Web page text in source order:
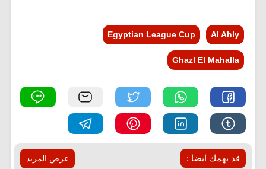
Al Ahly
Egyptian League Cup
Ghazl El Mahalla
عرض المزيد قد يهمك ايضا :